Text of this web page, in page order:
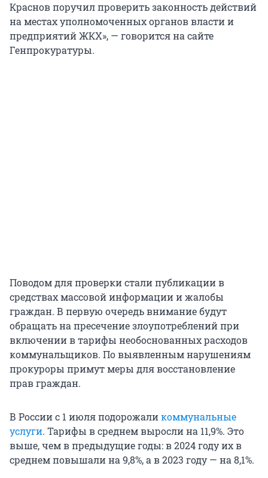
Краснов поручил проверить законность действий
на местах уполномоченных органов власти и
предприятий ЖКХ», — говорится на сайте
Генпрокуратуры.
Поводом для проверки стали публикации в
средствах массовой информации и жалобы
граждан. В первую очередь внимание будут
обращать на пресечение злоупотреблений при
включении в тарифы необоснованных расходов
коммунальщиков. По выявленным нарушениям
прокуроры примут меры для восстановление
прав граждан.
В России с 1 июля подорожаликоммунальные
услуги. Тарифы в среднем выросли на 11,9%. Это
выше, чем в предыдущие годы: в 2024 году их в
среднем повышали на 9,8%, а в 2023 году — на 8,1%.